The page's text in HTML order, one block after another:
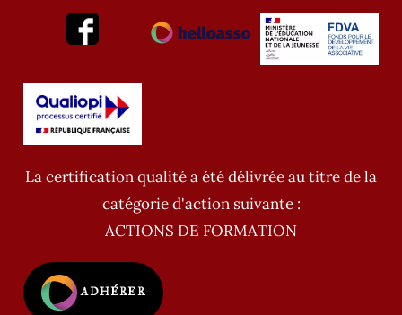
La certification qualité a été délivrée au titre de la
catégorie d'action suivante :
ACTIONS DE FORMATION
ADHÉRER